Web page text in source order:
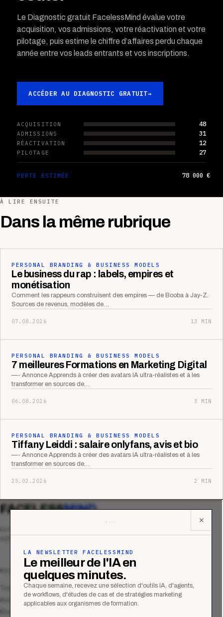
Le Diagnostic gratuit FacelessMind évalue votre
acquisition, vos admissions, votre réactivation et votre
pilotage, puis estime le chiffre d’affaires perdu chaque
année entre vos leads entrants et vos inscriptions.
ACCÉDER AU DIAGNOSTIC GRATUIT→
ACQUISITION 48
ADMISSIONS 31
RÉACTIVATION 12
PILOTAGE 27
PERTE ESTIMÉE 78 000 €
À LIRE ENSUITE
Dans la même rubrique
PERSONAL BRANDING & BUSINESS MODELS
Le business du rap : labels, empires et
monétisation
Comment les rappeurs construisent des empires — de Booba à Jay-Z.
Sources de revenus, modèles de…
07.08.2026 13 MIN
PERSONAL BRANDING & BUSINESS MODELS
7 meilleures Formations en Marketing Digital
—- Annonce Apprends à créer des avatars IA ultra-réalistes et à les
transformer en sources de…
06.08.2026 3 MIN
PERSONAL BRANDING & BUSINESS MODELS
Tiffany Leiddi : salaire onlyfans, avis et bio
—- Annonce Apprends à créer des avatars IA ultra-réalistes et à les
transformer en sources de…
25.02.2026 2 MIN
✕
LA NEWSLETTER FACELESSMIND
Le meilleur de l'IA en
quelques minutes.
Chaque semaine, recevez une sélection d'outils IA, d'agents,
de workflows, d'études de cas et de stratégies marketing
applicables aux organismes de formation.
FACELESSMIND
commerciale des organismes de formation.
MAGAZINE
Tous les articles
Analyses